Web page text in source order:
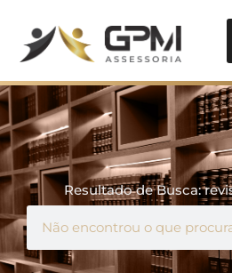
Resultado de Busca: